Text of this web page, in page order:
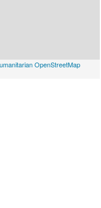
OpenStreetMap